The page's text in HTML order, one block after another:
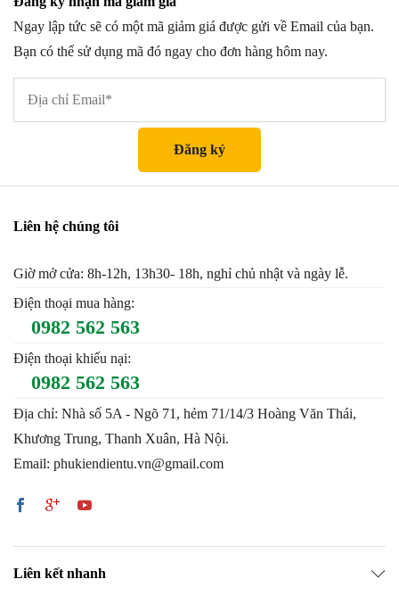
Ngay lập tức sẽ có một mã giảm giá được gửi về Email của bạn.
Bạn có thể sử dụng mã đó ngay cho đơn hàng hôm nay.
Liên hệ chúng tôi
Giờ mở cửa: 8h-12h, 13h30- 18h, nghỉ chủ nhật và ngày lễ.
Điện thoại mua hàng:
0982 562 563
Điện thoại khiếu nại:
0982 562 563
Địa chỉ: Nhà số 5A - Ngõ 71, hẻm 71/14/3 Hoàng Văn Thái,
Khương Trung, Thanh Xuân, Hà Nội.
Email: phukiendientu.vn@gmail.com
Liên kết nhanh